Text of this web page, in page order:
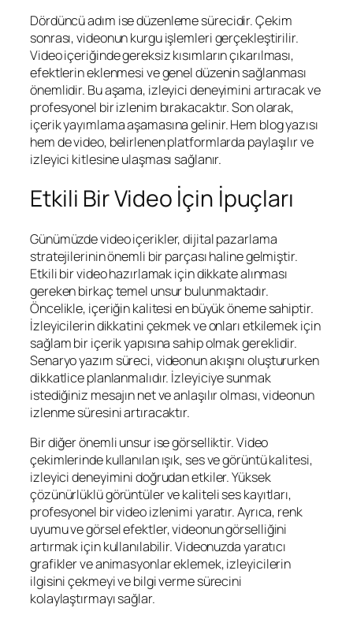
Dördüncü adım ise düzenleme sürecidir. Çekim
sonrası, videonun kurgu işlemleri gerçekleştirilir.
Video içeriğinde gereksiz kısımların çıkarılması,
efektlerin eklenmesi ve genel düzenin sağlanması
önemlidir. Bu aşama, izleyici deneyimini artıracak ve
profesyonel bir izlenim bırakacaktır. Son olarak,
içerik yayımlama aşamasına gelinir. Hem blog yazısı
hem de video, belirlenen platformlarda paylaşılır ve
izleyici kitlesine ulaşması sağlanır.
Etkili Bir Video İçin İpuçları
Günümüzde video içerikler, dijital pazarlama
stratejilerinin önemli bir parçası haline gelmiştir.
Etkili bir video hazırlamak için dikkate alınması
gereken birkaç temel unsur bulunmaktadır.
Öncelikle, içeriğin kalitesi en büyük öneme sahiptir.
İzleyicilerin dikkatini çekmek ve onları etkilemek için
sağlam bir içerik yapısına sahip olmak gereklidir.
Senaryo yazım süreci, videonun akışını oluştururken
dikkatlice planlanmalıdır. İzleyiciye sunmak
istediğiniz mesajın net ve anlaşılır olması, videonun
izlenme süresini artıracaktır.
Bir diğer önemli unsur ise görselliktir. Video
çekimlerinde kullanılan ışık, ses ve görüntü kalitesi,
izleyici deneyimini doğrudan etkiler. Yüksek
çözünürlüklü görüntüler ve kaliteli ses kayıtları,
profesyonel bir video izlenimi yaratır. Ayrıca, renk
uyumu ve görsel efektler, videonun görselliğini
artırmak için kullanılabilir. Videonuzda yaratıcı
grafikler ve animasyonlar eklemek, izleyicilerin
ilgisini çekmeyi ve bilgi verme sürecini
kolaylaştırmayı sağlar.